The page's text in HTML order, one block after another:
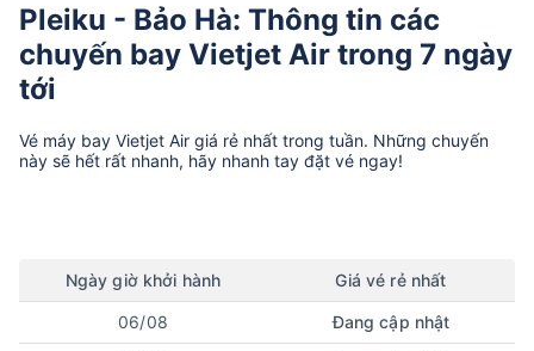
Pleiku - Bảo Hà: Thông tin các
chuyến bay Vietjet Air trong 7 ngày
tới
Vé máy bay Vietjet Air giá rẻ nhất trong tuần. Những chuyến
này sẽ hết rất nhanh, hãy nhanh tay đặt vé ngay!
Ngày giờ khởi hành Giá vé rẻ nhất
06/08 Đang cập nhật